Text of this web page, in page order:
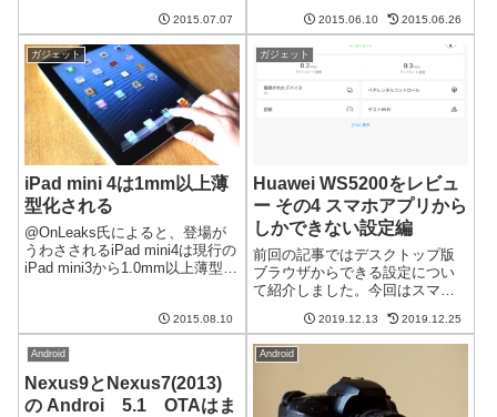
イートで復活宣言Appleのエデ
ィ・キュー氏が以下のように
Twitter上で述べてい...
2015.07.07
その後の進捗ととりあえずの対
策についてです。まだ返答を得
られず残念ながら、今のところ
まだ返答を得られていません。
気になってサ...
2015.06.10 2015.06.26
ガジェット
iPad mini 4は1mm以上薄
型化される
@OnLeaks氏によると、登場が
うわさされるiPad mini4は現行の
iPad mini3から1.0mm以上薄型化
薄型化がされるのですね。最後
のiPad miniともいわ...
2015.08.10
ガジェット
Huawei WS5200をレビュ
ー その4 スマホアプリから
しかできない設定編
前回の記事ではデスクトップ版
ブラウザからできる設定につい
て紹介しました。今回はスマホ
ぜかスマホアプリからしかでき
ない設定があったりします。こ
の記事ではそういった機能につ
いて説明します。 Huawei
WS5200...
2019.12.13 2019.12.25
Android
Nexus9とNexus7(2013)
の Androi 5.1 OTAはま
Android